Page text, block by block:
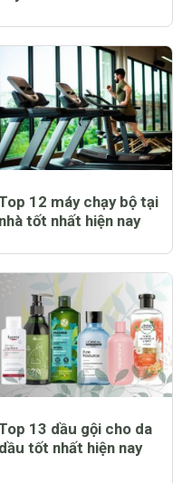
12 máy chạy bộ tại
nhà tốt nhất hiện nay
13 dầu gội cho da
dầu tốt nhất hiện nay